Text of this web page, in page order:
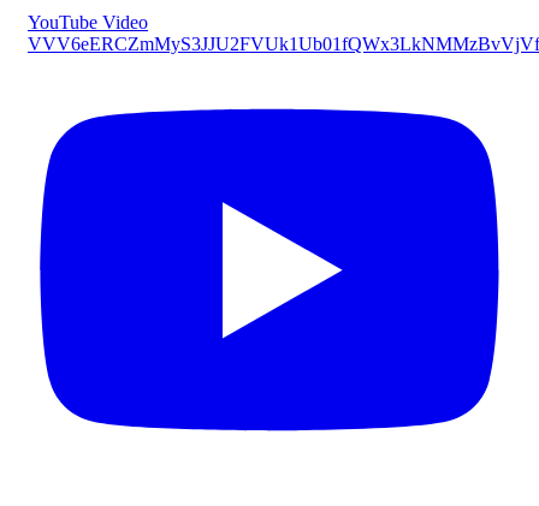
YouTube Video